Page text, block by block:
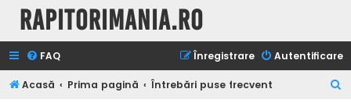
Rapitorimania.ro
FAQ Autentificare
Înregistrare
Acasă Prima pagină Întrebări puse frecvent